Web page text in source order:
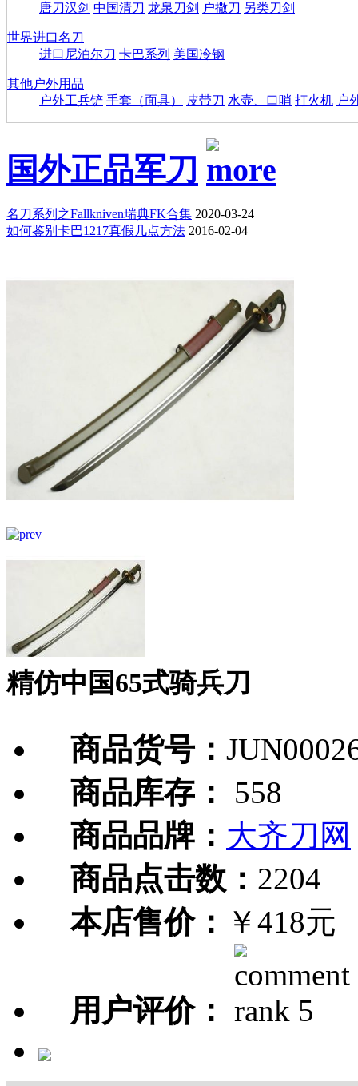
唐刀汉剑 中国清刀 龙泉刀剑 户撒刀 另类刀剑
世界进口名刀
进口尼泊尔刀 卡巴系列 美国冷钢
其他户外用品
户外工兵铲 手套（面具） 皮带刀 水壶、口哨 打火机 户
国外正品军刀
名刀系列之Fallkniven瑞典FK合集 2020-03-24
如何鉴别卡巴1217真假几点方法 2016-02-04
精仿中国65式骑兵刀
商品货号：
商品库存：
558
商品品牌： 大齐刀网
商品点击数： 2204
本店售价： ￥418元
用户评价：